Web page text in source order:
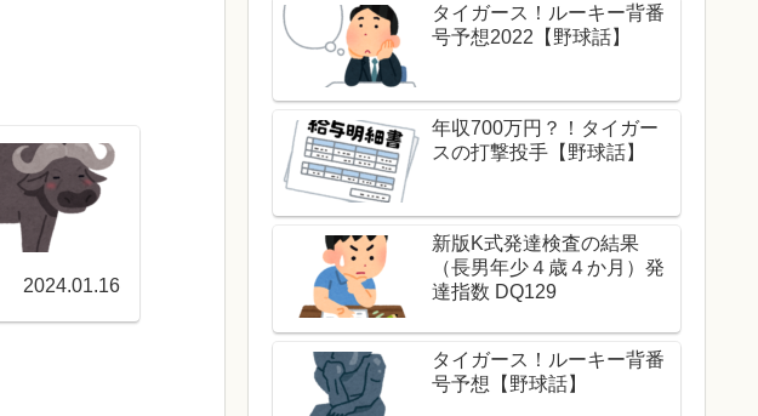
2024.01.16
タイガース！ルーキー背番
号予想2022【野球話】
年収700万円？！タイガー
スの打撃投手【野球話】
新版K式発達検査の結果
（長男年少４歳４か月）発
達指数 DQ129
タイガース！ルーキー背番
号予想【野球話】